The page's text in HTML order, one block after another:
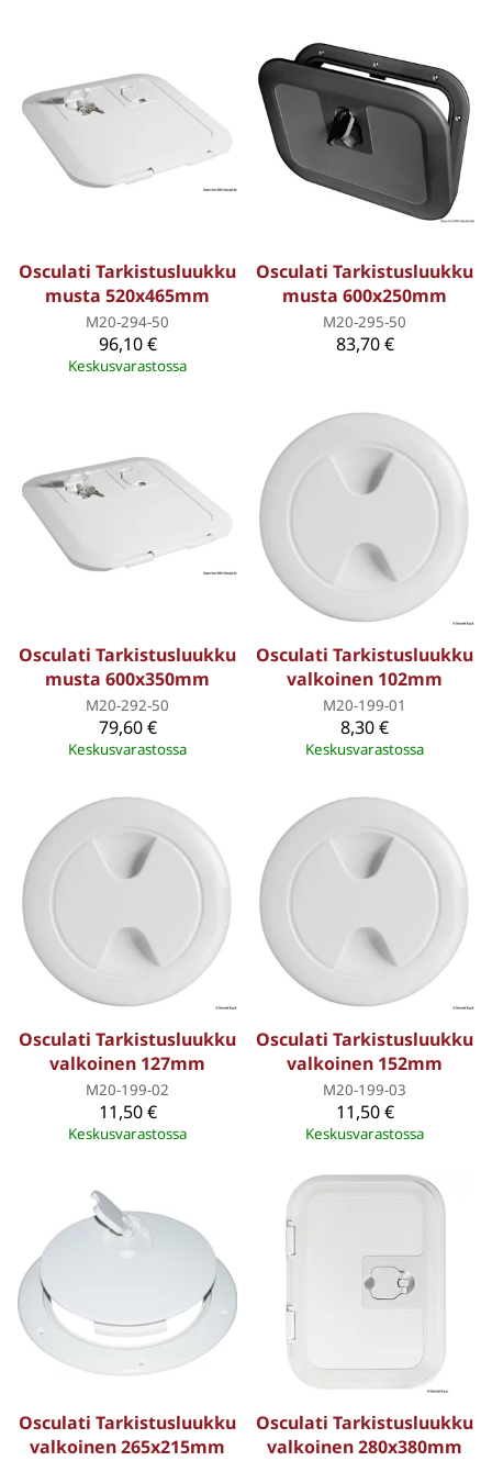
Osculati Tarkistusluukku
musta 520x465mm
M20-294-50
96,10 €
Keskusvarastossa
Osculati Tarkistusluukku
musta 600x250mm
M20-295-50
83,70 €
Osculati Tarkistusluukku
musta 600x350mm
M20-292-50
79,60 €
Keskusvarastossa
Osculati Tarkistusluukku
valkoinen 102mm
M20-199-01
8,30 €
Keskusvarastossa
Osculati Tarkistusluukku
valkoinen 127mm
M20-199-02
11,50 €
Keskusvarastossa
Osculati Tarkistusluukku
valkoinen 152mm
M20-199-03
11,50 €
Keskusvarastossa
Osculati Tarkistusluukku
valkoinen 265x215mm
Osculati Tarkistusluukku
valkoinen 280x380mm